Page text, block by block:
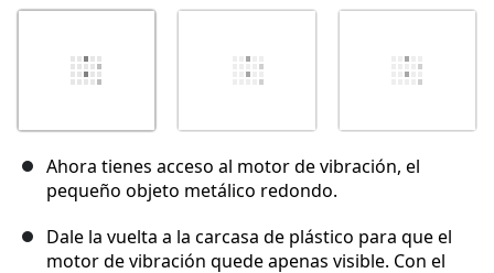
Ahora tienes acceso al motor de vibración, el
pequeño objeto metálico redondo.
Dale la vuelta a la carcasa de plástico para que el
motor de vibración quede apenas visible. Con el